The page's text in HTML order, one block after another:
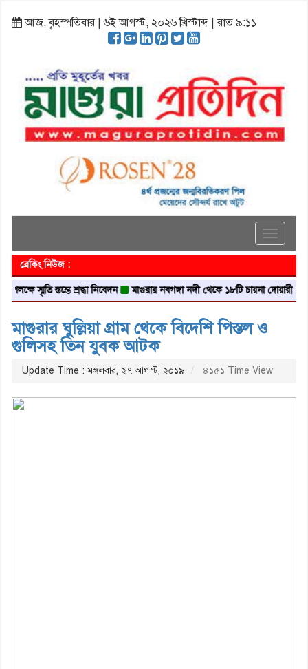
আজ, বৃহস্পতিবার | ৬ই আগস্ট, ২০২৬ খ্রিস্টাব্দ | রাত ৯:১১
Toggle
ব্রেকিং নিউজ :
স্তম্ভে শ্রদ্ধা নিবেদন মাগুরায় নবগঙ্গা নদী থেকে ১৮টি চায়না দোয়ারী জাল জব্দ
মাগুরার ঘুল্লিয়া গ্রাম থেকে বিদেশি পিস্তল ও
গুলিসহ তিন যুবক আটক
Update Time : মঙ্গলবার, ২৭ আগস্ট, ২০১৯ ৪১৫১ Time View